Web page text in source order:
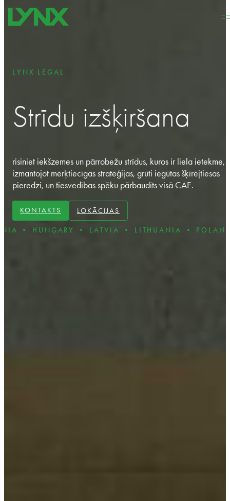
Pāriet uz galveno saturu
LYNX LEGAL
Strīdu izšķiršana
risiniet iekšzemes un pārrobežu strīdus, kuros ir liela ietekme,
izmantojot mērķtiecīgas stratēģijas, grūti iegūtasšķīrējtiesas
pieredzi, un tiesvedības spēku pārbaudītsvisā CAE.
KONTAKTS LOKĀCIJAS
• LATVIA • LITHUANIA • POLAND •